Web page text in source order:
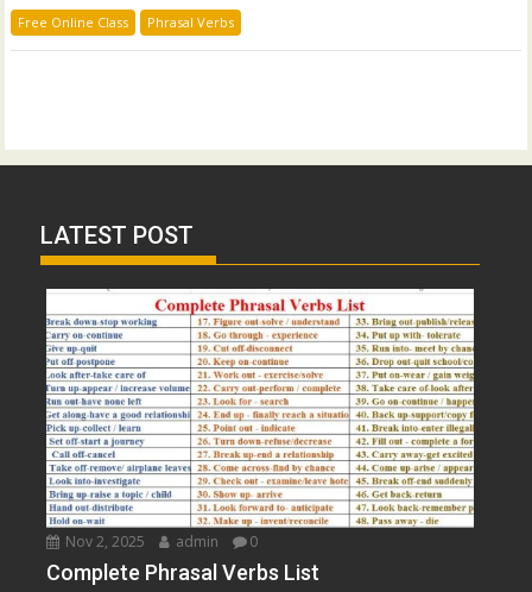
Free Online Class Phrasal Verbs
LATEST POST
Nov 2, 2025 admin 0
Complete Phrasal Verbs List